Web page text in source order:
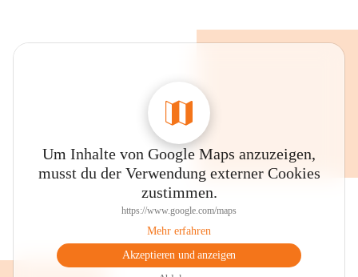
Um Inhalte von Google Maps anzuzeigen,
musst du der Verwendung externer Cookies
zustimmen.
https://www.google.com/maps
Mehr erfahren
Akzeptieren und anzeigen